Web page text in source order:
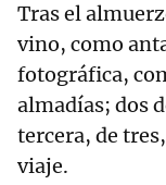
Tras el
vino, como
fotográfica,
almadías; dos
tercera, de
viaje.